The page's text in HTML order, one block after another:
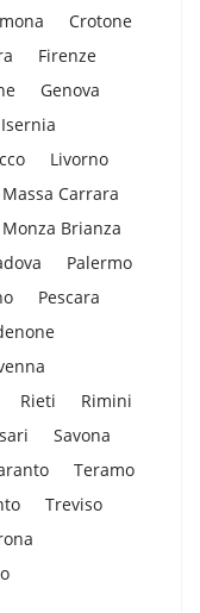
Crotone
Firenze
Genova
Isernia
Livorno
Massa Carrara
Monza Brianza
Palermo
Pescara
Rieti
Rimini
Savona
Teramo
Treviso